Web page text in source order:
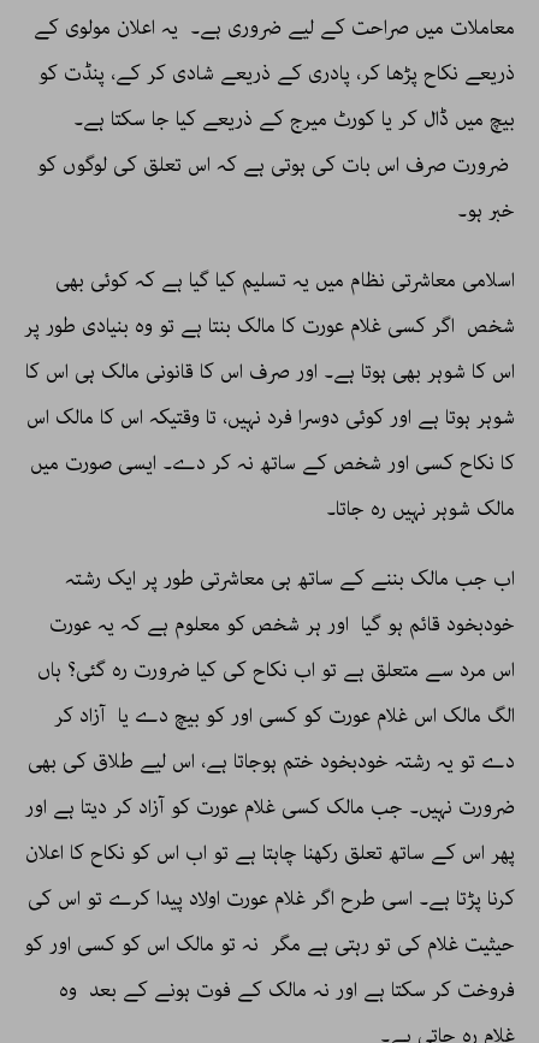
معاملات میں صراحت کے لیے ضروری ہے۔ یہ اعلان مولوی کے
ذریعے نکاح پڑھا کر، پادری کے ذریعے شادی کر کے، پنڈت کو
بیچ میں ڈال کر یا کورٹ میرج کے ذریعے کیا جا سکتا ہے۔
ضرورت صرف اس بات کی ہوتی ہے کہ اس تعلق کی لوگوں کو
خبر ہو۔
اسلامی معاشرتی نظام میں یہ تسلیم کیا گیا ہے کہ کوئی بھی
شخص اگر کسی غلام عورت کا مالک بنتا ہے تو وہ بنیادی طور پر
اس کا شوہر بھی ہوتا ہے۔ اور صرف اس کا قانونی مالک ہی اس کا
شوہر ہوتا ہے اور کوئی دوسرا فرد نہیں، تا وقتیکہ اس کا مالک اس
کا نکاح کسی اور شخص کے ساتھ نہ کر دے۔ ایسی صورت میں
مالک شوہر نہیں رہ جاتا۔
اب جب مالک بننے کے ساتھ ہی معاشرتی طور پر ایک رشتہ
خودبخود قائم ہو گیا اور ہر شخص کو معلوم ہے کہ یہ عورت
اس مرد سے متعلق ہے تو اب نکاح کی کیا ضرورت رہ گئی؟ ہاں
الگ مالک اس غلام عورت کو کسی اور کو بیچ دے یا آزاد کر
دے تو یہ رشتہ خودبخود ختم ہوجاتا ہے، اس لیے طلاق کی بھی
ضرورت نہیں۔ جب مالک کسی غلام عورت کو آزاد کر دیتا ہے اور
پھر اس کے ساتھ تعلق رکھنا چاہتا ہے تو اب اس کو نکاح کا اعلان
کرنا پڑتا ہے۔ اسی طرح اگر غلام عورت اولاد پیدا کرے تو اس کی
حیثیت غلام کی تو رہتی ہے مگر نہ تو مالک اس کو کسی اور کو
فروخت کر سکتا ہے اور نہ مالک کے فوت ہونے کے بعد وہ
غلام رہ جاتی ہے۔